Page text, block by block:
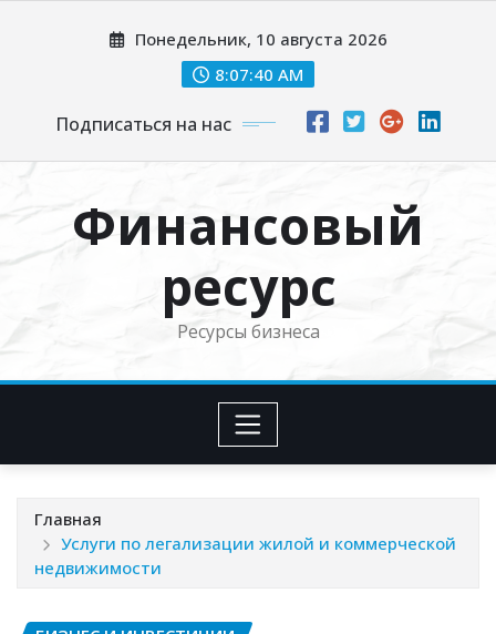
Понедельник, 10 августа 2026
8:07:41 AM
Подписаться на нас
Финансовый
ресурс
Ресурсы бизнеса
Главная
Услуги по легализации жилой и коммерческой
недвижимости